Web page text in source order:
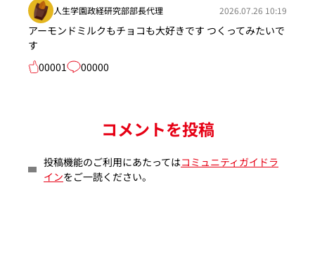
人生学園政経研究部部長代理 2026.07.26 10:19
アーモンドミルクもチョコも大好きです つくってみたいで
す
00001
00000
コメントを投稿
投稿機能のご利用にあたってはコミュニティガイドラ
インをご一読ください。